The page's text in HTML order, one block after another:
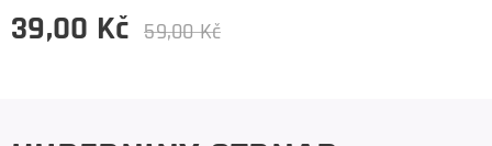
39,00 Kč 59,00Kč